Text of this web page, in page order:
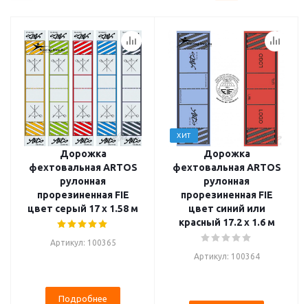
Дорожка
фехтовальная ARTOS
рулонная
прорезиненная FIE
цвет серый 17 x 1.58 м
Артикул: 100365
Подробнее
ХИТ
Дорожка
фехтовальная ARTOS
рулонная
прорезиненная FIE
цвет синий или
красный 17.2 x 1.6 м
Артикул: 100364